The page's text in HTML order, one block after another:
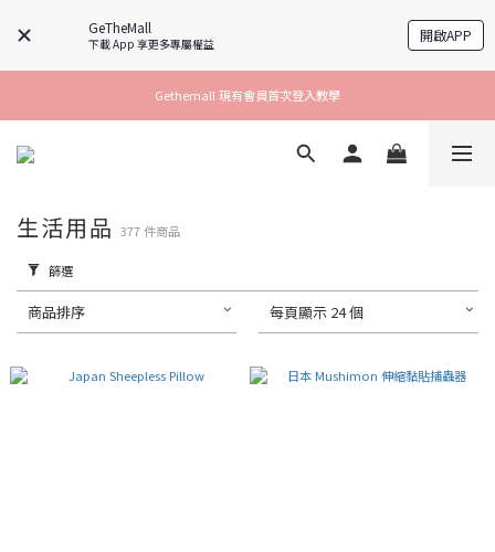
GeTheMall
下載 App 享更多專屬權益 開啟APP
Gethemall 現有會員首次登入教學
生活用品 377 件商品
篩選
商品排序 每頁顯示 24 個